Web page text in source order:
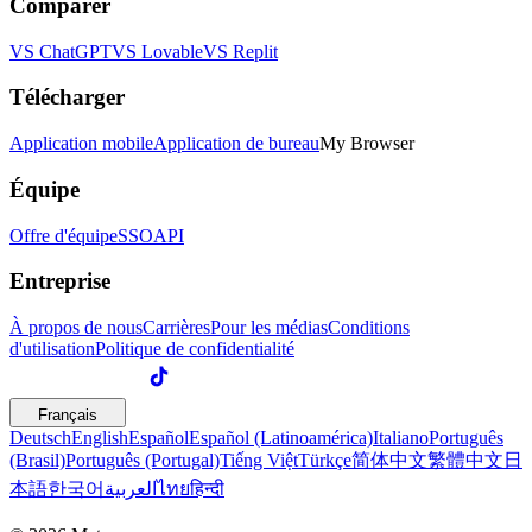
Comparer
VS ChatGPTVS LovableVS Replit
Télécharger
Application mobileApplication de bureauMy Browser
Équipe
Offre d'équipeSSOAPI
Entreprise
À propos de nousCarrièresPour les médiasConditions
d'utilisationPolitique de confidentialité
Français
DeutschEnglishEspañolEspañol (Latinoamérica)ItalianoPortuguês
(Brasil)Português (Portugal)Tiếng ViệtTürkçe简体中文繁體中文 日
本語한국어 العربيةไทยहिन्दी